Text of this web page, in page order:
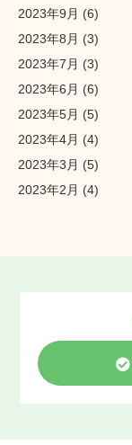
2023年9月 (6)
2023年8月 (3)
2023年7月 (3)
2023年6月 (6)
2023年5月 (5)
2023年4月 (4)
2023年3月 (5)
2023年2月 (4)